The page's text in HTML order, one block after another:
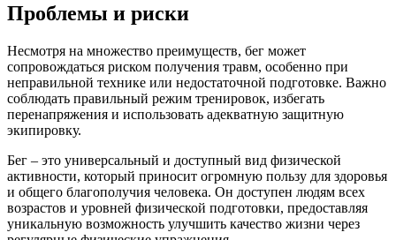
Проблемы и риски
Несмотря на множество преимуществ, бег может
сопровождаться риском получения травм, особенно при
неправильной технике или недостаточной подготовке. Важно
соблюдать правильный режим тренировок, избегать
перенапряжения и использовать адекватную защитную
экипировку.
Бег – это универсальный и доступный вид физической
активности, который приносит огромную пользу для здоровья
и общего благополучия человека. Он доступен людям всех
возрастов и уровней физической подготовки, предоставляя
уникальную возможность улучшить качество жизни через